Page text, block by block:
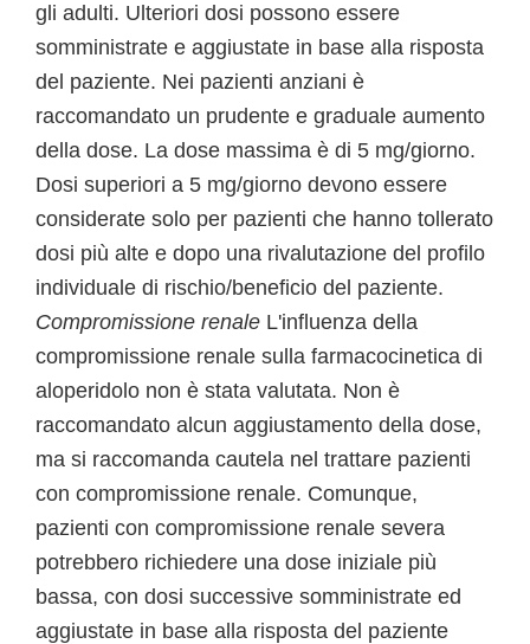
gli adulti. Ulteriori dosi possono essere
somministrate e aggiustate in base alla risposta
del paziente. Nei pazienti anziani è
raccomandato un prudente e graduale aumento
della dose. La dose massima è di 5 mg/giorno.
Dosi superiori a 5 mg/giorno devono essere
considerate solo per pazienti che hanno tollerato
dosi più alte e dopo una rivalutazione del profilo
individuale di rischio/beneficio del paziente.
Compromissione renale L'influenza della
compromissione renale sulla farmacocinetica di
aloperidolo non è stata valutata. Non è
raccomandato alcun aggiustamento della dose,
ma si raccomanda cautela nel trattare pazienti
con compromissione renale. Comunque,
pazienti con compromissione renale severa
potrebbero richiedere una dose iniziale più
bassa, con dosi successive somministrate ed
aggiustate in base alla risposta del paziente